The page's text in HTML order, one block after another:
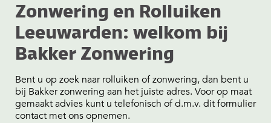
Zonwering en Rolluiken
Leeuwarden: welkom bij
Bakker Zonwering
Bent u op zoek naar rolluiken of zonwering, dan bent u
bij Bakker zonwering aan het juiste adres. Voor op maat
gemaakt advies kunt u telefonisch of d.m.v. dit formulier
contact met ons opnemen.